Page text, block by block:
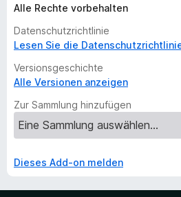
Alle Rechte vorbehalten
Datenschutzrichtlinie
Lesen Sie die
Versionsgeschichte
Alle Versionen anzeigen
Zur Sammlung hinzufügen
Dieses Add-on melden